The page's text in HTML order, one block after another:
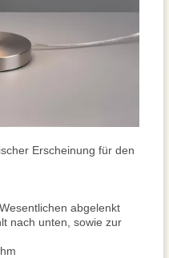
Erscheinung für den
abgelenkt
nach unten, sowie zur